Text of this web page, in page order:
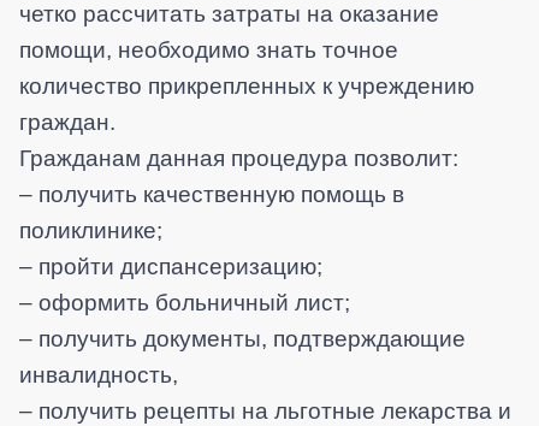
четко рассчитать затраты на оказание
помощи, необходимо знать точное
количество прикрепленных к учреждению
граждан.
Гражданам данная процедура позволит:
– получить качественную помощь в
поликлинике;
– пройти диспансеризацию;
– оформить больничный лист;
– получить документы, подтверждающие
инвалидность,
– получить рецепты на льготные лекарства и